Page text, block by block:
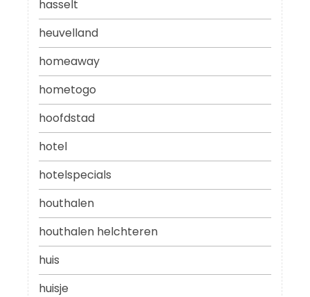
hasselt
heuvelland
homeaway
hometogo
hoofdstad
hotel
hotelspecials
houthalen
houthalen helchteren
huis
huisje